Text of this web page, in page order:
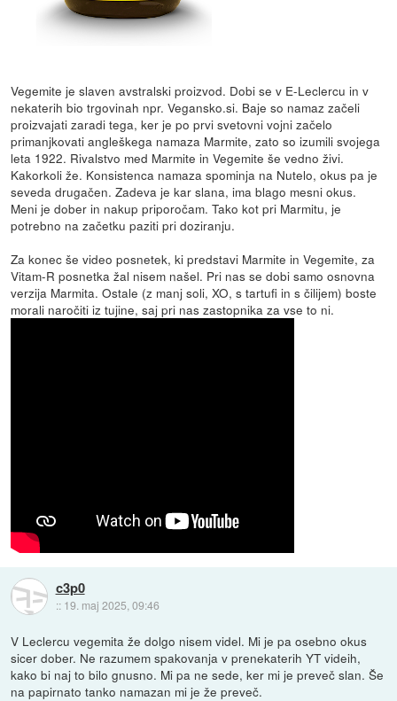
Vegemite je slaven avstralski proizvod. Dobi se v E-Leclercu in v
nekaterih bio trgovinah npr. Vegansko.si. Baje so namaz začeli
proizvajati zaradi tega, ker je po prvi svetovni vojni začelo
primanjkovati angleškega namaza Marmite, zato so izumili svojega
leta 1922. Rivalstvo med Marmite in Vegemite še vedno živi.
Kakorkoli že. Konsistenca namaza spominja na Nutelo, okus pa je
seveda drugačen. Zadeva je kar slana, ima blago mesni okus.
Meni je dober in nakup priporočam. Tako kot pri Marmitu, je
potrebno na začetku paziti pri doziranju.
Za konec še video posnetek, ki predstavi Marmite in Vegemite, za
Vitam-R posnetka žal nisem našel. Pri nas se dobi samo osnovna
verzija Marmita. Ostale (z manj soli, XO, s tartufi in s čilijem) boste
morali naročiti iz tujine, saj pri nas zastopnika za vse to ni.
c3p0
:: 19. maj 2025, 09:46
V Leclercu vegemita že dolgo nisem videl. Mi je pa osebno okus
sicer dober. Ne razumem spakovanja v prenekaterih YT videih,
kako bi naj to bilo gnusno. Mi pa ne sede, ker mi je preveč slan. Še
na papirnato tanko namazan mi je že preveč.